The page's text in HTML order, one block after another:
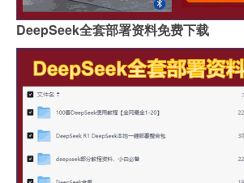
DeepSeek全套部署资料免费下载